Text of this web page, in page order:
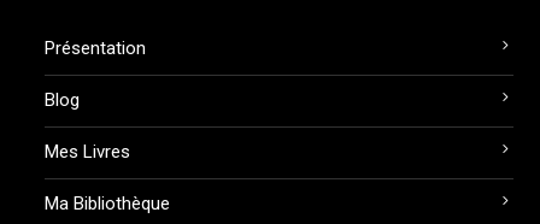
Présentation
Blog
Mes Livres
Ma Bibliothèque